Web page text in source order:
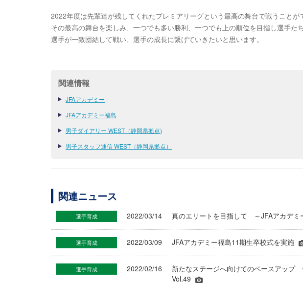
2022年度は先輩達が残してくれたプレミアリーグという最高の舞台で戦うことが
その最高の舞台を楽しみ、一つでも多い勝利、一つでも上の順位を目指し選手
選手が一致団結して戦い、選手の成長に繋げていきたいと思います。
関連情報
JFAアカデミー
JFAアカデミー福島
男子ダイアリー WEST（静岡県拠点)
男子スタッフ通信 WEST（静岡県拠点）
関連ニュース
選手育成 2022/03/14 真のエリートを目指して ～JFAアカデミ
選手育成 2022/03/09 JFAアカデミー福島11期生卒校式を実施
選手育成 2022/02/16
新たなステージへ向けてのベースアップ
Vol.49